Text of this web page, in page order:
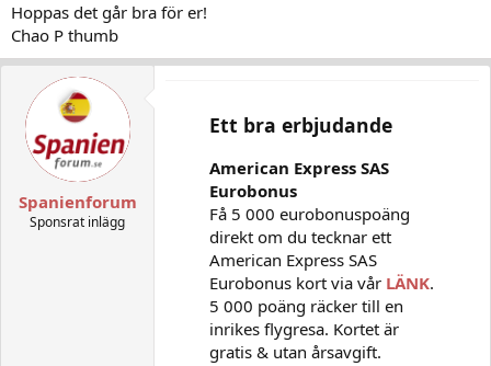
Hoppas det går bra för er!
Chao P thumb
Spanienforum
Sponsrat inlägg
Ett bra erbjudande
American Express SAS
Eurobonus
Få 5 000 eurobonuspoäng
direkt om du tecknar ett
American Express SAS
Eurobonus kort via vår LÄNK.
5 000 poäng räcker till en
inrikes flygresa. Kortet är
gratis & utan årsavgift.